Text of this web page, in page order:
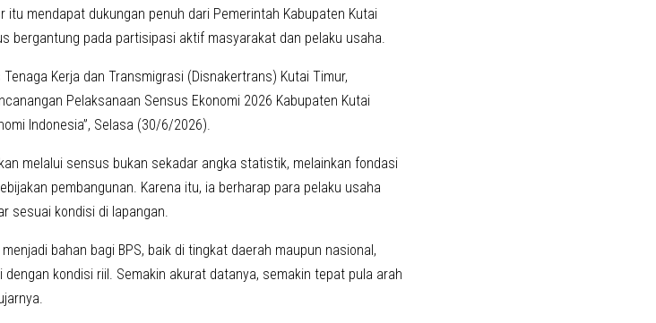
itu mendapat dukungan penuh dari Pemerintah Kabupaten Kutai
bergantung pada partisipasi aktif masyarakat dan pelaku usaha.
Kerja dan Transmigrasi (Disnakertrans) Kutai Timur,
Pelaksanaan Sensus Ekonomi 2026 Kabupaten Kutai
Indonesia”, Selasa (30/6/2026).
melalui sensus bukan sekadar angka statistik, melainkan fondasi
pembangunan. Karena itu, ia berharap para pelaku usaha
sesuai kondisi di lapangan.
bahan bagi BPS, baik di tingkat daerah maupun nasional,
kondisi riil. Semakin akurat datanya, semakin tepat pula arah